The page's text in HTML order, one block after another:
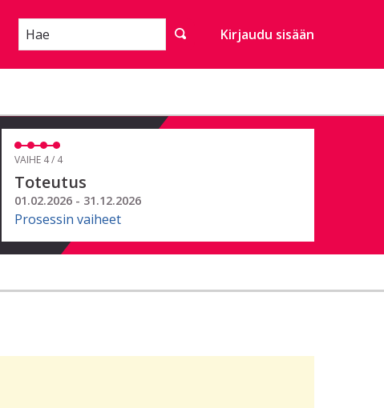
Hae Kirjaudu sisään
VAIHE 4 / 4
Toteutus
01.02.2026 - 31.12.2026
Prosessin vaiheet